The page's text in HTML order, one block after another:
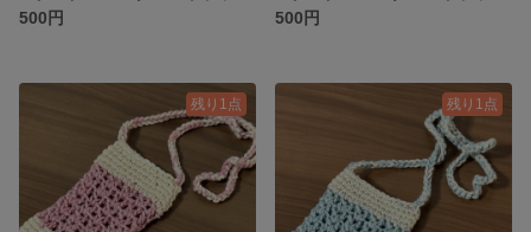
500円
500円
残り1点 残り1点